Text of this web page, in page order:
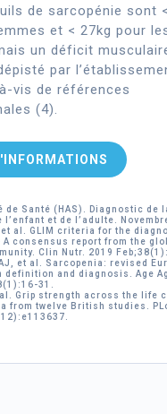
de sarcopénie sont
et < 27kg pour
un déficit
par
vis de références
(4).
de Santé (HAS). Diagnostic de
et de l’adulte.
et al. GLIM criteria for the
consensus report from the
Clin Nutr. 2019
et al. Sarcopenia: revised
definition and diagnosis. Age
31.
al. Grip strength across the life
from twelve British studies.